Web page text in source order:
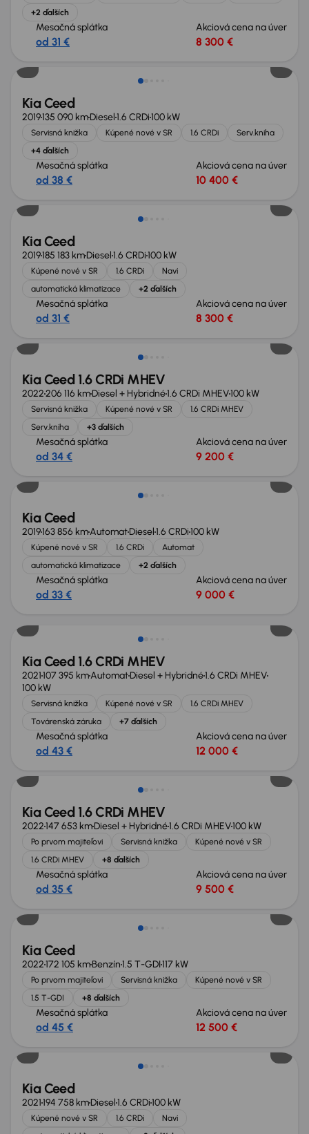
+2 ďalších
Mesačná splátka
od 31 €
Akciová cena na úver
8 300 €
Extra zľava 700 €
Kia Ceed
2019135 090 kmDiesel1.6 CRDi100 kW
Servisná knižka Kúpené nové v SR 1.6 CRDi
Serv.kniha
+4 ďalších
Mesačná splátka
od 38 €
Akciová cena na úver
10 400 €
Kia Ceed
2019185 183 kmDiesel1.6 CRDi100 kW
Kúpené nové v SR 1.6 CRDi
Navi
automatická klimatizace
+2 ďalších
Mesačná splátka
od 31 €
Akciová cena na úver
8 300 €
Zlacnené o 1 300 €
Kia Ceed 1.6 CRDi MHEV
2022206 116 kmDiesel + Hybridné1.6 CRDi MHEV100 kW
Servisná knižka Kúpené nové v SR
1.6 CRDi MHEV
Serv.kniha
+3 ďalších
Mesačná splátka
od 34 €
Akciová cena na úver
9 200 €
Kia Ceed
2019163 856 kmAutomatDiesel1.6 CRDi100 kW
Kúpené nové v SR 1.6 CRDi
Automat
automatická klimatizace
+2 ďalších
Mesačná splátka
od 33 €
Akciová cena na úver
9 000 €
Kia Ceed 1.6 CRDi MHEV
2021107 395 kmAutomatDiesel + Hybridné1.6 CRDi MHEV
100 kW
Servisná knižka Kúpené nové v SR
1.6 CRDi MHEV
Továrenská záruka
+7 ďalších
Mesačná splátka
od 43 €
Akciová cena na úver
12 000 €
Možnosť odpočtu DPH
Kia Ceed 1.6 CRDi MHEV
2022147 653 kmDiesel + Hybridné1.6 CRDi MHEV100 kW
Po prvom majiteľovi Servisná knižka
Kúpené nové v SR
1.6 CRDi MHEV
+8 ďalších
Mesačná splátka
od 35 €
Akciová cena na úver
9 500 €
Možnosť odpočtu DPH
Kia Ceed
2022172 105 kmBenzín1.5 T-GDI117 kW
Po prvom majiteľovi Servisná knižka
Kúpené nové v SR
1.5 T-GDI
+8 ďalších
Mesačná splátka
od 45 €
Akciová cena na úver
12 500 €
Možnosť odpočtu DPH
Kia Ceed
2021194 758 kmDiesel1.6 CRDi100 kW
Kúpené nové v SR 1.6 CRDi
Navi